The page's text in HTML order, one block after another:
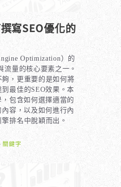
寫SEO優化的
Optimization）的
流量的核心要素之一。
，更重要的是如何將
最佳的SEO效果。本
包含如何選擇適當的
容，以及如何進行內
排名中脫穎而出。
關鍵字